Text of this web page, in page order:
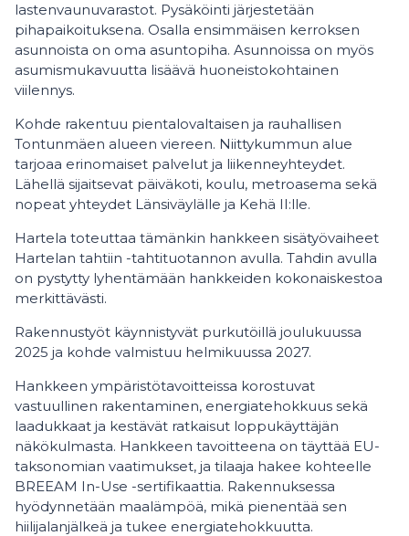
lastenvaunuvarastot. Pysäköinti järjestetään
pihapaikoituksena. Osalla ensimmäisen kerroksen
asunnoista on oma asuntopiha. Asunnoissa on myös
asumismukavuutta lisäävä huoneistokohtainen
viilennys.
Kohde rakentuu pientalovaltaisen ja rauhallisen
Tontunmäen alueen viereen. Niittykummun alue
tarjoaa erinomaiset palvelut ja liikenneyhteydet.
Lähellä sijaitsevat päiväkoti, koulu, metroasema sekä
nopeat yhteydet Länsiväylälle ja Kehä II:lle.
Hartela toteuttaa tämänkin hankkeen sisätyövaiheet
Hartelan tahtiin -tahtituotannon avulla. Tahdin avulla
on pystytty lyhentämään hankkeiden kokonaiskestoa
merkittävästi.
Rakennustyöt käynnistyvät purkutöillä joulukuussa
2025 ja kohde valmistuu helmikuussa 2027.
Hankkeen ympäristötavoitteissa korostuvat
vastuullinen rakentaminen, energiatehokkuus sekä
laadukkaat ja kestävät ratkaisut loppukäyttäjän
näkökulmasta. Hankkeen tavoitteena on täyttää EU-
taksonomian vaatimukset, ja tilaaja hakee kohteelle
BREEAM In-Use -sertifikaattia. Rakennuksessa
hyödynnetään maalämpöä, mikä pienentää sen
hiilijalanjälkeä ja tukee energiatehokkuutta.